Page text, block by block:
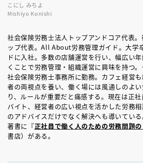
こにし みちよ
Mishiyo Konishi
社会保険労務士法人トップアンドコア代表
ップ代表。All About労務管理ガイド。大学
ドに入社。多数の店舗運営を行い、幅広い
くことで労務管理・組織運営に興味を持つ
社会保険労務士事務所に勤務。カフェ経営
者の両視点を養い、働く場には風通しのよ
り、ルールが重要だと痛感する。現在は正
バイト、経営者の広い視点を活かした労務
のアドバイスだけでなく解決へも導いている
著書に『正社員で働く人のための労務問題
書店）がある。